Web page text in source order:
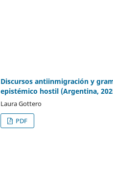
Discursos antiinmigración y
epistémico hostil (Argentina,
Laura Gottero
PDF